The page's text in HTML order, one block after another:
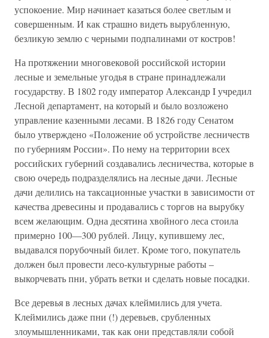
успокоение. Мир начинает казаться более светлым и
совершенным. И как страшно видеть вырубленную,
безликую землю с черными подпалинами от костров!
На протяжении многовековой российской истории
лесные и земельные угодья в стране принадлежали
государству. В 1802 году император Александр I учредил
Лесной департамент, на который и было возложено
управление казенными лесами. В 1826 году Сенатом
было утверждено «Положение об устройстве лесничеств
по губерниям России». По нему на территории всех
российских губерний создавались лесничества, которые в
свою очередь подразделялись на лесные дачи. Лесные
дачи делились на таксационные участки в зависимости от
качества древесины и продавались с торгов на вырубку
всем желающим. Одна десятина хвойного леса стоила
примерно 100—300 рублей. Лицу, купившему лес,
выдавался порубочный билет. Кроме того, покупатель
должен был провести лесо-культурные работы –
выкорчевать пни, убрать ветки и сделать новые посадки.
Все деревья в лесных дачах клеймились для учета.
Клеймились даже пни (!) деревьев, срубленных
злоумышленниками, так как они представляли собой